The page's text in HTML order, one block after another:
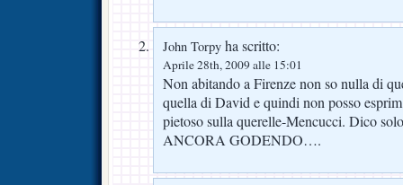
John Torpy ha scritto:
Aprile 28th, 2009 alle 15:01
Non abitando a Firenze non so nulla di
quella di David e quindi non posso
pietoso sulla querelle-Mencucci. Dico
ANCORA GODENDO….